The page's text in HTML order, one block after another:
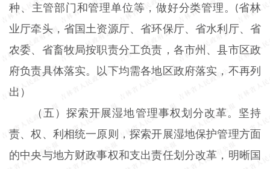
种、主管部门和管理单位等，做好分类管理。 (省林
业厅牵头，省国土资源厅、省环保厅、省水利厅、省
农委、省畜牧局按职责分工负责，各市州、县市区政
府负责具体落实。以下均需各地区政府落实，不再列
出）
（五）探索开展湿地管理事权划分改革。坚持
责、权、利相统一原则，探索开展湿地保护管理方面
的中央与地方财政事权和支出责任划分改革，明晰国